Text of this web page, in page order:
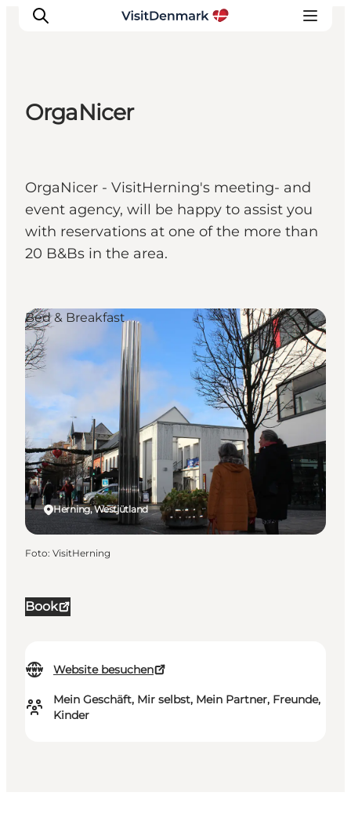
Erlebnisse
Unterkünfte
Reiseplanung
OrgaNicer
OrgaNicer - VisitHerning's meeting- and
event agency, will be happy to assist you
with reservations at one of the more than
20 B&Bs in the area.
Book
Website besuchen
Mein Geschäft, Mir selbst, Mein Partner, Freunde,
Kinder
Herning, Westjütland
Bed & Breakfast
Foto: VisitHerning